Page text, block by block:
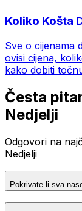
Koliko Košta
Sve o cijenama
ovisi cijena,
kako dobiti
Česta
Nedjelji
Odgovori na
Nedjelji
Pokrivate li sva